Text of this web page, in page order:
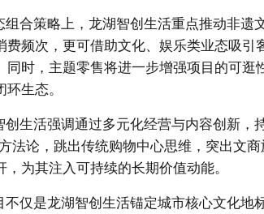
组合策略上，龙湖智创生活重点推动非
费频次，更可借助文化、娱乐类业态吸
同时，主题零售将进一步增强项目的可
生态。
创生活强调通过多元化经营与内容创新，
法论，跳出传统购物中心思维，突出文
，为其注入可持续的长期价值动能。
不仅是龙湖智创生活锚定城市核心文化